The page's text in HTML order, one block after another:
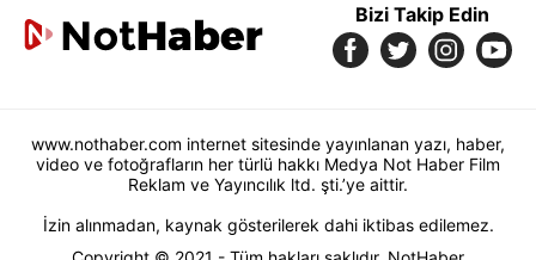
Bizi Takip Edin
www.nothaber.com internet sitesinde yayınlanan yazı, haber,
video ve fotoğrafların her türlü hakkı Medya Not Haber Film
Reklam ve Yayıncılık ltd. şti.’ye aittir.
İzin alınmadan, kaynak gösterilerek dahi iktibas edilemez.